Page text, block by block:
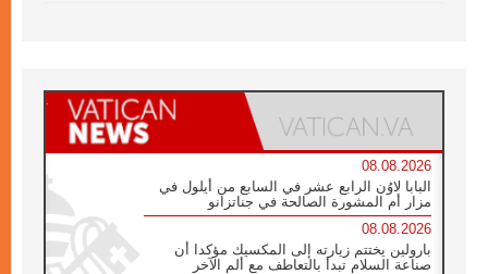
08.08.2026
البابا لاوُن الرابع عشر في السابع من أيلول في
مزار أم المشورة الصالحة في جناتزانو
08.08.2026
بارولين يختتم زيارته إلى المكسيك مؤكدا أن
صناعة السلام تبدأ بالتعاطف مع ألم الآخر